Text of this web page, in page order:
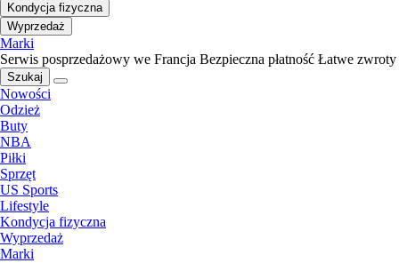
Kondycja fizyczna
Wyprzedaż
Marki
Serwis posprzedażowy we Francja Bezpieczna płatność Łatwe zwroty
Szukaj
Nowości
Odzież
Buty
NBA
Piłki
Sprzęt
US Sports
Lifestyle
Kondycja fizyczna
Wyprzedaż
Marki